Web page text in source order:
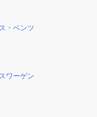
・ベンツ
ワーゲン